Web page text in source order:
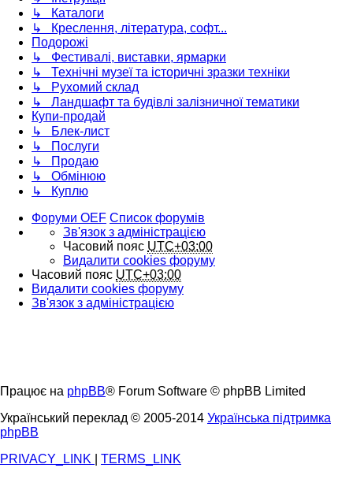
↳ Каталоги
↳ Креслення, література, софт...
Подорожі
↳ Фестивалі, виставки, ярмарки
↳ Технічні музеї та історичні зразки техніки
↳ Рухомий склад
↳ Ландшафт та будівлі залізничної тематики
Купи-продай
↳ Блек-лист
↳ Послуги
↳ Продаю
↳ Обмінюю
↳ Куплю
Форуми OEF Список форумів
Зв'язок з адміністрацією
Часовий пояс UTC+03:00
Видалити cookies форуму
Часовий пояс UTC+03:00
Видалити cookies форуму
Зв'язок з адміністрацією
Працює на phpBB® Forum Software © phpBB Limited
Український переклад © 2005-2014 Українська підтримка
phpBB
PRIVACY_LINK
TERMS_LINK